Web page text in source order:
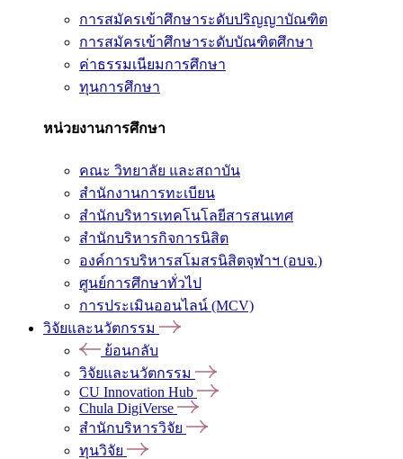
การสมัครเข้าศึกษาระดับปริญญาบัณฑิต
การสมัครเข้าศึกษาระดับบัณฑิตศึกษา
ค่าธรรมเนียมการศึกษา
ทุนการศึกษา
หน่วยงานการศึกษา
คณะ วิทยาลัย และสถาบัน
สำนักงานการทะเบียน
สำนักบริหารเทคโนโลยีสารสนเทศ
สำนักบริหารกิจการนิสิต
องค์การบริหารสโมสรนิสิตจุฬาฯ (อบจ.)
ศูนย์การศึกษาทั่วไป
การประเมินออนไลน์ (MCV)
วิจัยและนวัตกรรม
ย้อนกลับ
วิจัยและนวัตกรรม
CU Innovation Hub
Chula DigiVerse
สำนักบริหารวิจัย
ทุนวิจัย